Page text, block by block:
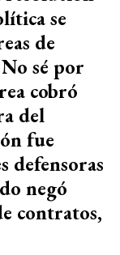
se
de
sé por
cobró
del
fue
defensoras
negó
contratos,